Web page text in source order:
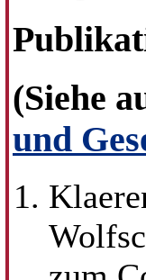
(Siehe
und